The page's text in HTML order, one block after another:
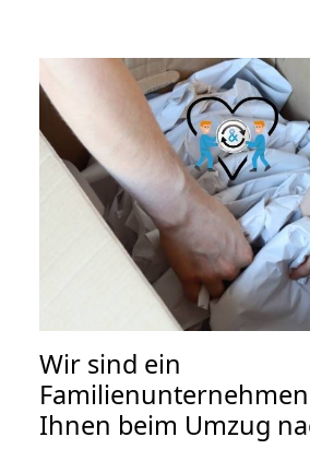
Wir sind ein
Ihnen beim Umzug